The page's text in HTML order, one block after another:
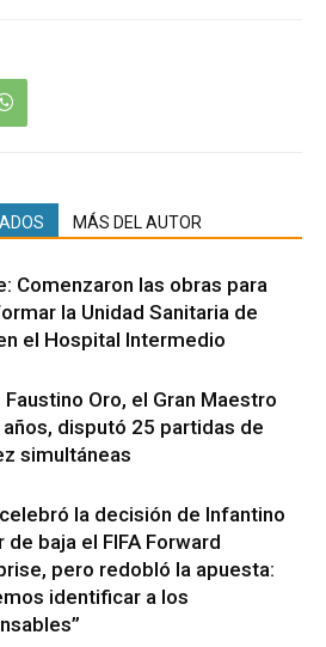
MÁS DEL AUTOR
Comenzaron las obras para
la Unidad Sanitaria de
el Hospital Intermedio
Oro, el Gran Maestro
disputó 25 partidas de
simultáneas
celebró la decisión de Infantino
de baja el FIFA Forward
pero redobló la apuesta:
identificar a los